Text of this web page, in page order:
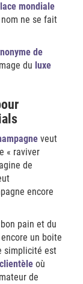
mondiale
ne se fait
de
du luxe
veut
« raviver
de
encore
pain et du
un boite
simplicité est
où
de